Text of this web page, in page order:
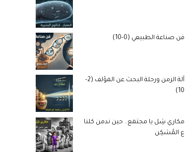
فن صناعة الطبيعي (0-10)
آلة الزمن ورحلة البحث عن المؤلف (2-
10)
مكاري شِل يا مجتمع.. حين ندمن كلنا
ع المُسَكِن